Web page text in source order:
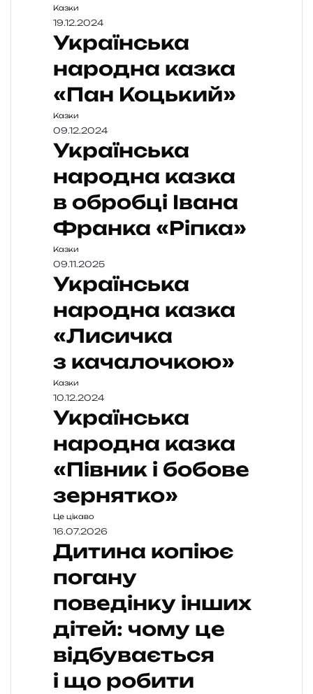
Казки
19.12.2024
Українська
народна казка
«Пан Коцький»
Казки
09.12.2024
Українська
народна казка
в обробці Івана
Франка «Ріпка»
Казки
09.11.2025
Українська
народна казка
«Лисичка
з качалочкою»
Казки
10.12.2024
Українська
народна казка
«Півник і бобове
зернятко»
Це цікаво
16.07.2026
Дитина копіює
погану
поведінку інших
дітей: чому це
відбувається
і що робити